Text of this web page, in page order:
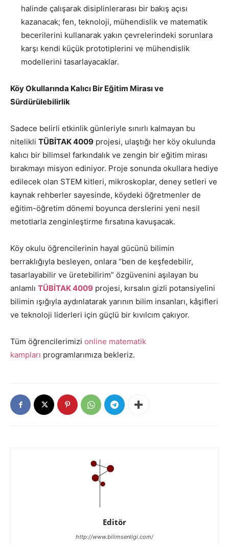
halinde çalışarak disiplinlerarası bir bakış açısı
kazanacak; fen, teknoloji, mühendislik ve matematik
becerilerini kullanarak yakın çevrelerindeki sorunlara
karşı kendi küçük prototiplerini ve mühendislik
modellerini tasarlayacaklar.
Köy Okullarında Kalıcı Bir Eğitim Mirası ve
Sürdürülebilirlik
Sadece belirli etkinlik günleriyle sınırlı kalmayan bu
nitelikli TÜBİTAK 4009 projesi, ulaştığı her köy okulunda
kalıcı bir bilimsel farkındalık ve zengin bir eğitim mirası
bırakmayı misyon ediniyor. Proje sonunda okullara hediye
edilecek olan STEM kitleri, mikroskoplar, deney setleri ve
kaynak rehberler sayesinde, köydeki öğretmenler de
eğitim-öğretim dönemi boyunca derslerini yeni nesil
metotlarla zenginleştirme fırsatına kavuşacak.
Köy okulu öğrencilerinin hayal gücünü bilimin
berraklığıyla besleyen, onlara “ben de keşfedebilir,
tasarlayabilir ve üretebilirim” özgüvenini aşılayan bu
anlamlı TÜBİTAK 4009 projesi, kırsalın gizli potansiyelini
bilimin ışığıyla aydınlatarak yarının bilim insanları, kâşifleri
ve teknoloji liderleri için güçlü bir kıvılcım çakıyor.
Tüm öğrencilerimizi online matematik
kampları programlarımıza bekleriz.
Editör
http://www.bilimsenligi.com/